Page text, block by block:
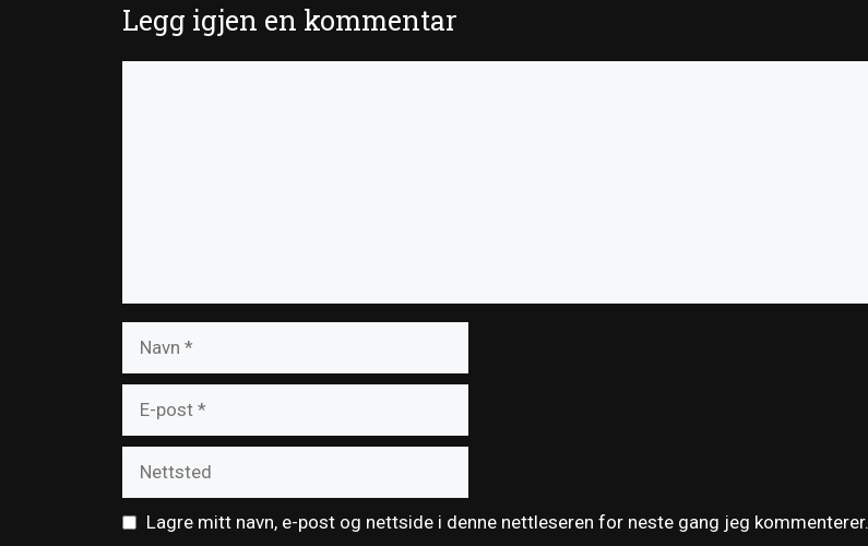
Legg igjen en kommentar
post
Lagre mitt navn, e-post og nettside i denne nettleseren for neste gang jeg kommenterer.